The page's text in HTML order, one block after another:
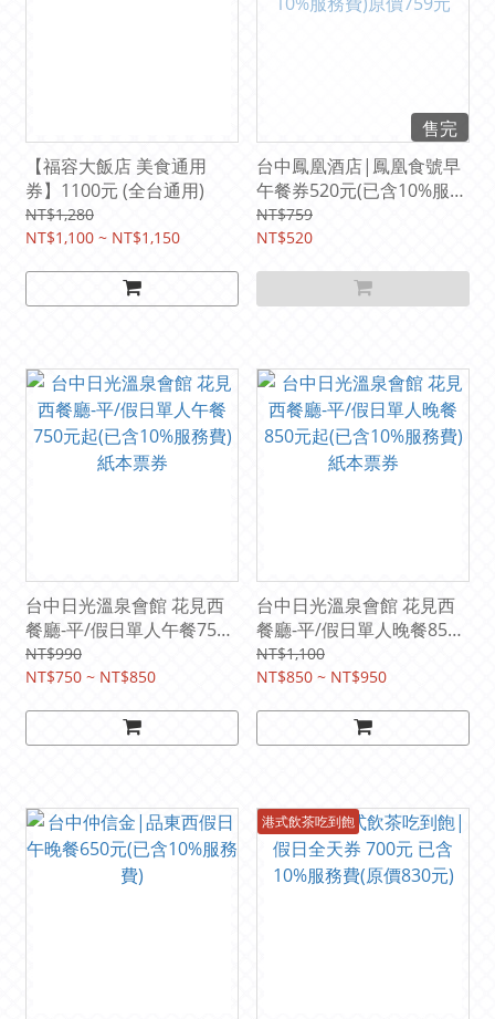
【福容大飯店 美食通用
券】1100元 (全台通用)
NT$1,280
NT$1,100 ~ NT$1,150
售完
台中鳳凰酒店|鳳凰食號早
午餐券520元(已含10%服務
費)原價759元
NT$759
NT$520
台中日光溫泉會館 花見西
餐廳-平/假日單人午餐750
元起(已含10%服務費)紙本
票券
NT$990
NT$750 ~ NT$850
台中日光溫泉會館 花見西
餐廳-平/假日單人晚餐850
元起(已含10%服務費)紙本
票券
NT$1,100
NT$850 ~ NT$950
港式飲茶吃到飽